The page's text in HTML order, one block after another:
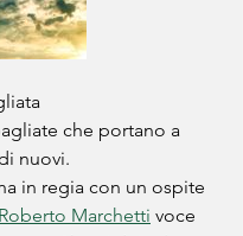
che portano a
nuovi.
in regia con un ospite
Roberto Marchetti voce